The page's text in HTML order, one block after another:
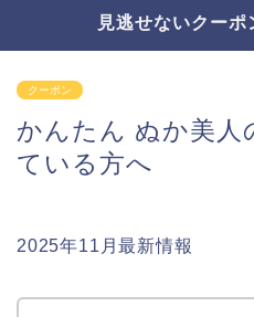
見逃せないクー
クーポン
かんたん ぬか美人
ている方へ
2025年11月最新情報